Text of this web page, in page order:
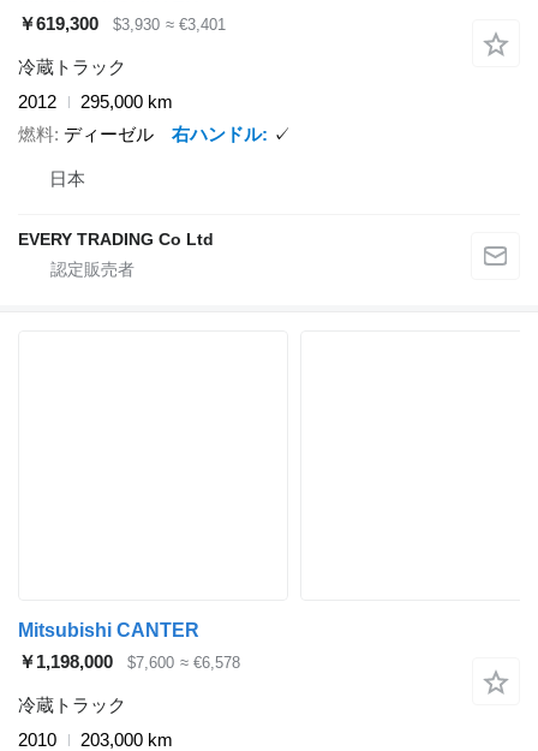
￥619,300
$3,930 ≈ €3,401
冷蔵トラック
2012
295,000 km
燃料 ディーゼル 右ハンドル ✓
日本
EVERY TRADING Co Ltd
Mitsubishi CANTER
￥1,198,000
$7,600 ≈ €6,578
冷蔵トラック
2010
203,000 km